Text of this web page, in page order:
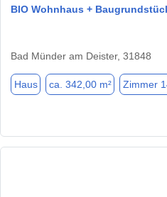
BIO Wohnhaus +
Bad Münder am Deister, 31848
Haus ca. 342,00 m² Zimmer